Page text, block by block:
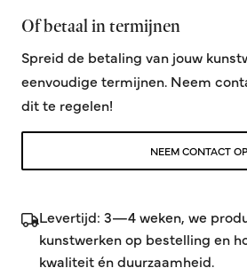
Of betaal in termijnen
Spreid de betaling van jouw
eenvoudige termijnen. Neem
dit te regelen!
NEEM CONTACT OP
Levertijd: 3—4 weken, we
kunstwerken op bestelling en
kwaliteit én duurzaamheid.